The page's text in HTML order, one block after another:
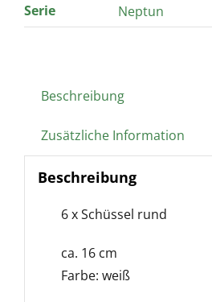
Serie
Neptun
Beschreibung
Zusätzliche Information
Beschreibung
6 x Schüssel rund
ca. 16 cm
Farbe: weiß